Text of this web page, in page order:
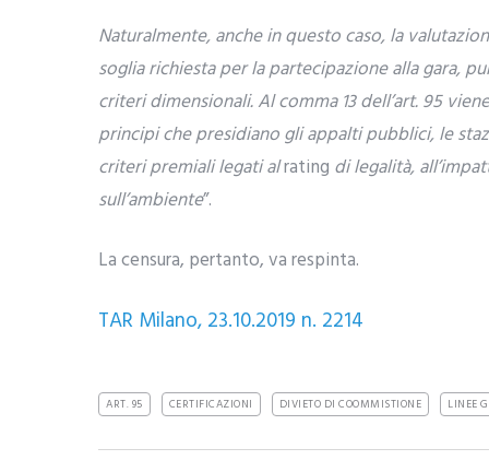
Naturalmente, anche in questo caso, la
soglia richiesta per la partecipazione alla gara,
criteri dimensionali. Al comma 13 dell’art. 95
principi che presidiano gli appalti pubblici, le
criteri premiali legati alrating di legalità,
sull’ambiente”.
La censura, pertanto, va respinta.
TAR Milano, 23.10.2019 n. 2214
ART. 95 CERTIFICAZIONI DIVIETO DI COOMMISTIONE LINEE